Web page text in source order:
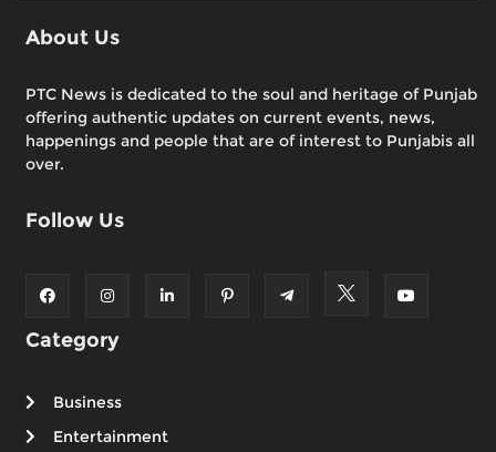
About Us
PTC News is dedicated to the soul and heritage of Punjab
offering authentic updates on current events, news,
happenings and people that are of interest to Punjabis all
over.
Follow Us
Category
Business
Entertainment